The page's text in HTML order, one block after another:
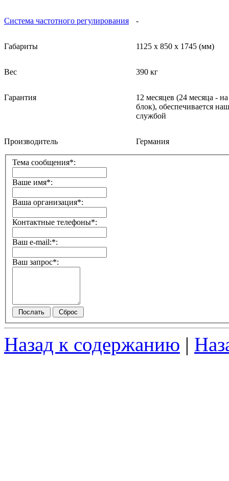
Система частотного регулирования -
Габариты 1125 x 850 x 1745 (мм)
Вес 390 кг
Гарантия 12 месяцев (24 месяца -
блок), обеспечивается
службой
Производитель Германия
Тема сообщения*:
Ваше имя*:
Ваша организация*:
Контактные телефоны*:
Ваш e-mail:*:
Ваш запрос*:
Назад к содержанию |